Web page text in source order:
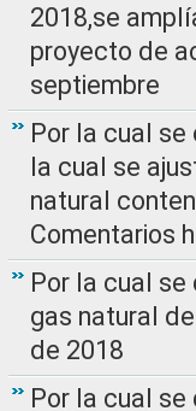
2018,se
proyecto de
septiembre
Por la cual se
la cual se
natural
Comentarios
Por la cual
gas natural
de 2018
Por la cual